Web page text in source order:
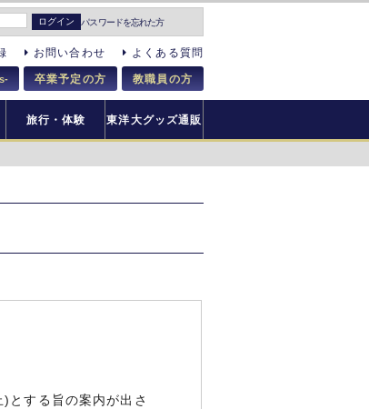
パスワードを忘れた方
お問い合わせ よくある質問
教職員の方
卒業予定の方
旅行・体験 東洋大グッズ通販
とする旨の案内が出さ